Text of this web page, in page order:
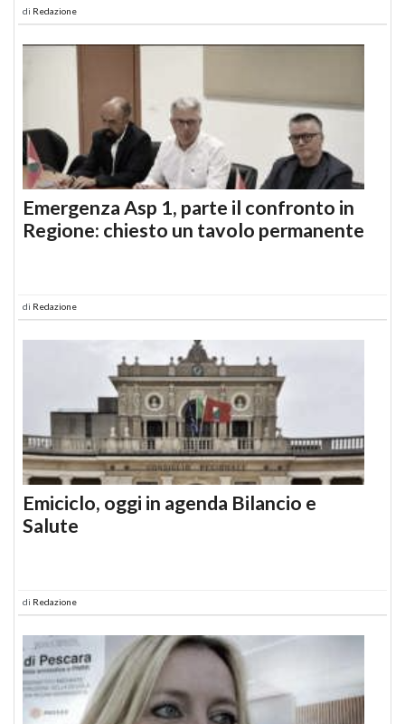
di Redazione
Emergenza Asp 1, parte il confronto in
Regione: chiesto un tavolo permanente
di Redazione
Emiciclo, oggi in agenda Bilancio e
Salute
di Redazione